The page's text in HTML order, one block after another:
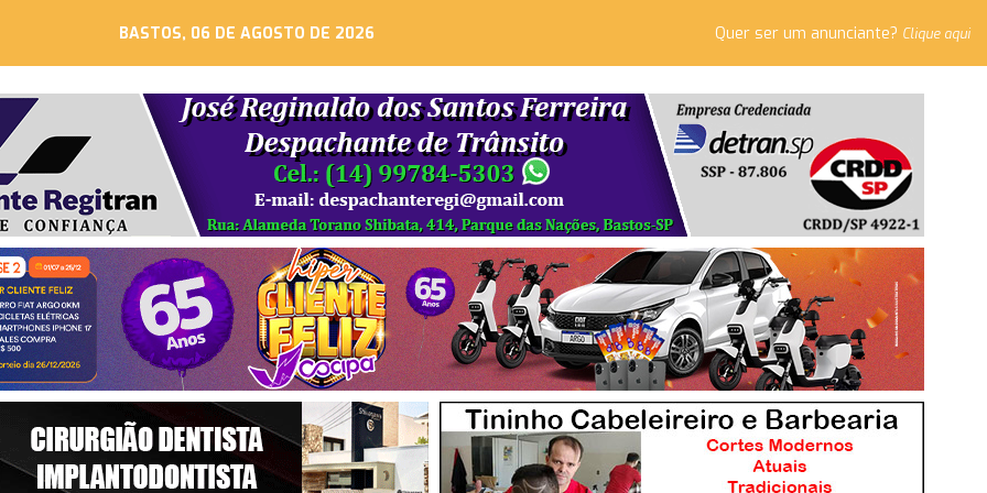
BASTOS, 06 DE AGOSTO DE 2026 Quer ser um anunciante? Clique aqui